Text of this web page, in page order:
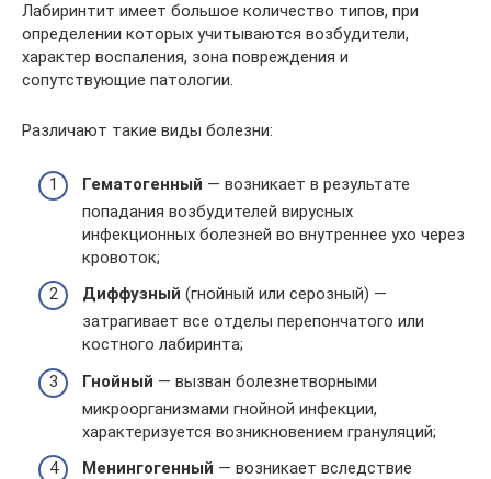
Лабиринтит имеет большое количество типов, при
определении которых учитываются возбудители,
характер воспаления, зона повреждения и
сопутствующие патологии.
Различают такие виды болезни:
Гематогенный — возникает в результате
попадания возбудителей вирусных
инфекционных болезней во внутреннее ухо через
кровоток;
Диффузный (гнойный или серозный) —
затрагивает все отделы перепончатого или
костного лабиринта;
Гнойный — вызван болезнетворными
микроорганизмами гнойной инфекции,
характеризуется возникновением грануляций;
Менингогенный — возникает вследствие